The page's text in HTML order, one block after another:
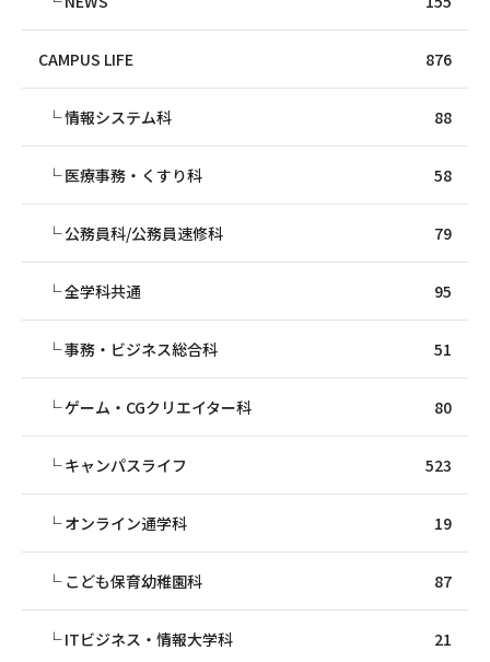
CAMPUS LIFE 876
情報システム科 88
医療事務・くすり科 58
公務員科/公務員速修科 79
全学科共通 95
事務・ビジネス総合科 51
ゲーム・CGクリエイター科 80
キャンパスライフ 523
オンライン通学科 19
こども保育幼稚園科 87
ITビジネス・情報大学科 21